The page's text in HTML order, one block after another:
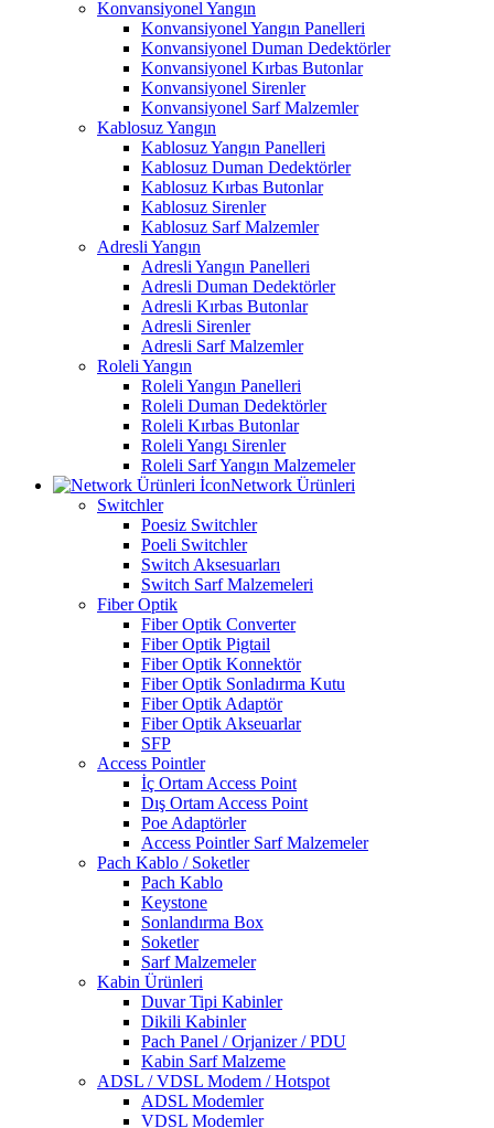
Konvansiyonel Yangın
Konvansiyonel Yangın Panelleri
Konvansiyonel Duman Dedektörler
Konvansiyonel Kırbas Butonlar
Konvansiyonel Sirenler
Konvansiyonel Sarf Malzemler
Kablosuz Yangın
Kablosuz Yangın Panelleri
Kablosuz Duman Dedektörler
Kablosuz Kırbas Butonlar
Kablosuz Sirenler
Kablosuz Sarf Malzemler
Adresli Yangın
Adresli Yangın Panelleri
Adresli Duman Dedektörler
Adresli Kırbas Butonlar
Adresli Sirenler
Adresli Sarf Malzemler
Roleli Yangın
Roleli Yangın Panelleri
Roleli Duman Dedektörler
Roleli Kırbas Butonlar
Roleli Yangı Sirenler
Roleli Sarf Yangın Malzemeler
Network Ürünleri
Switchler
Poesiz Switchler
Poeli Switchler
Switch Aksesuarları
Switch Sarf Malzemeleri
Fiber Optik
Fiber Optik Converter
Fiber Optik Pigtail
Fiber Optik Konnektör
Fiber Optik Sonladırma Kutu
Fiber Optik Adaptör
Fiber Optik Akseuarlar
SFP
Access Pointler
İç Ortam Access Point
Dış Ortam Access Point
Poe Adaptörler
Access Pointler Sarf Malzemeler
Pach Kablo / Soketler
Pach Kablo
Keystone
Sonlandırma Box
Soketler
Sarf Malzemeler
Kabin Ürünleri
Duvar Tipi Kabinler
Dikili Kabinler
Pach Panel / Orjanizer / PDU
Kabin Sarf Malzeme
ADSL / VDSL Modem / Hotspot
ADSL Modemler
VDSL Modemler